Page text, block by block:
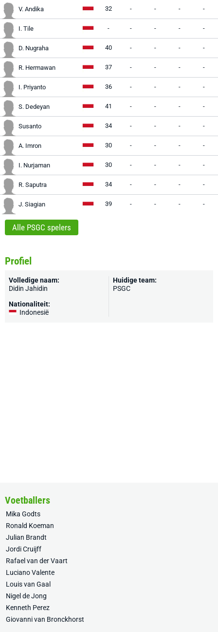
V. Andika 32 - - - -
I. Tile - - - - -
D. Nugraha 40 - - - -
R. Hermawan 37 - - - -
I. Priyanto 36 - - - -
S. Dedeyan 41 - - - -
Susanto 34 - - - -
A. Imron 30 - - - -
I. Nurjaman 30 - - - -
R. Saputra 34 - - - -
J. Siagian 39 - - - -
Alle PSGC spelers
Profiel
Volledige naam:
Didin Jahidin
Nationaliteit:
Indonesië
Huidige team:
PSGC
Voetballers
Mika Godts
Ronald Koeman
Julian Brandt
Jordi Cruijff
Rafael van der Vaart
Luciano Valente
Louis van Gaal
Nigel de Jong
Kenneth Perez
Giovanni van Bronckhorst